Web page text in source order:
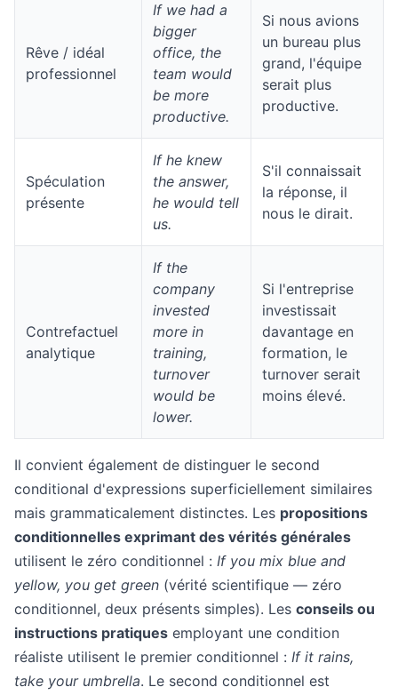
Rêve / idéal
professionnel
If we had a
bigger
office, the
team would
be more
productive.
Si nous avions
un bureau plus
grand, l'équipe
serait plus
productive.
Spéculation
présente
If he knew
the answer,
he would tell
us.
S'il connaissait
la réponse, il
nous le dirait.
Contrefactuel
analytique
If the
company
invested
more in
training,
turnover
would be
lower.
Si l'entreprise
investissait
davantage en
formation, le
turnover serait
moins élevé.
Il convient également de distinguer le second
conditional d'expressions superficiellement similaires
mais grammaticalement distinctes. Les propositions
conditionnelles exprimant des vérités générales
utilisent le zéro conditionnel : If you mix blue and
yellow, you get green (vérité scientifique — zéro
conditionnel, deux présents simples). Les conseils ou
instructions pratiques employant une condition
réaliste utilisent le premier conditionnel : If it rains,
take your umbrella. Le second conditionnel est